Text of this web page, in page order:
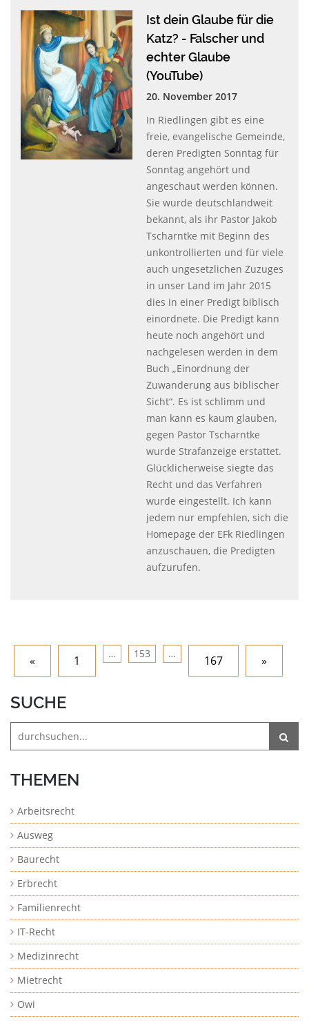
Ist dein Glaube für die
Katz? - Falscher und
echter Glaube
(YouTube)
20. November 2017
In Riedlingen gibt es eine
freie, evangelische Gemeinde,
deren Predigten Sonntag für
Sonntag angehört und
angeschaut werden können.
Sie wurde deutschlandweit
bekannt, als ihr Pastor Jakob
Tscharntke mit Beginn des
unkontrollierten und für viele
auch ungesetzlichen Zuzuges
in unser Land im Jahr 2015
dies in einer Predigt biblisch
einordnete. Die Predigt kann
heute noch angehört und
nachgelesen werden in dem
Buch „Einordnung der
Zuwanderung aus biblischer
Sicht“. Es ist schlimm und
man kann es kaum glauben,
gegen Pastor Tscharntke
wurde Strafanzeige erstattet.
Glücklicherweise siegte das
Recht und das Verfahren
wurde eingestellt. Ich kann
jedem nur empfehlen, sich die
Homepage der EFk Riedlingen
anzuschauen, die Predigten
aufzurufen.
« 1 … 153 … 167 »
SUCHE
THEMEN
Arbeitsrecht
Ausweg
Baurecht
Erbrecht
Familienrecht
IT-Recht
Medizinrecht
Mietrecht
Owi